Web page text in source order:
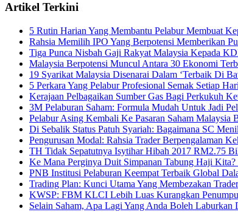
Artikel Terkini
5 Rutin Harian Yang Membantu Pelabur Membuat
Rahsia Memilih IPO Yang Berpotensi Memberikan
Tiga Punca Nisbah Gaji Rakyat Malaysia Kepada
Malaysia Berpotensi Muncul Antara 30 Ekonomi
19 Syarikat Malaysia Disenarai Dalam ‘Terbaik Di
5 Perkara Yang Pelabur Profesional Semak Setiap Hari
Kerajaan Pelbagaikan Sumber Gas Bagi Perkukuh
3M Pelaburan Saham: Formula Mudah Untuk Jadi
Pelabur Asing Kembali Ke Pasaran Saham Malaysia
Di Sebalik Status Patuh Syariah: Bagaimana SC
Pengurusan Modal: Rahsia Trader Berpengalaman
TH Tidak Sepatutnya Isytihar Hibah 2017 RM2.75
Ke Mana Perginya Duit Simpanan Tabung Haji Kita?
PNB Institusi Pelaburan Keempat Terbaik Global
Trading Plan: Kunci Utama Yang Membezakan
KWSP: FBM KLCI Lebih Luas Kurangkan
Selain Saham, Apa Lagi Yang Anda Boleh Laburkan